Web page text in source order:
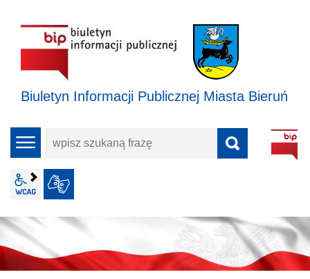
Biuletyn Informacji Publicznej Miasta Bieruń
menu
wpisz
frazę
wcag2.1